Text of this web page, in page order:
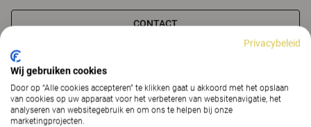
CONTACT
Materialen Downloads (4)
Privacybeleid
Wij gebruiken cookies
Door op “Alle cookies accepteren” te klikken gaat u akkoord met het opslaan
van cookies op uw apparaat voor het verbeteren van websitenavigatie, het
analyseren van websitegebruik en om ons te helpen bij onze
marketingprojecten.